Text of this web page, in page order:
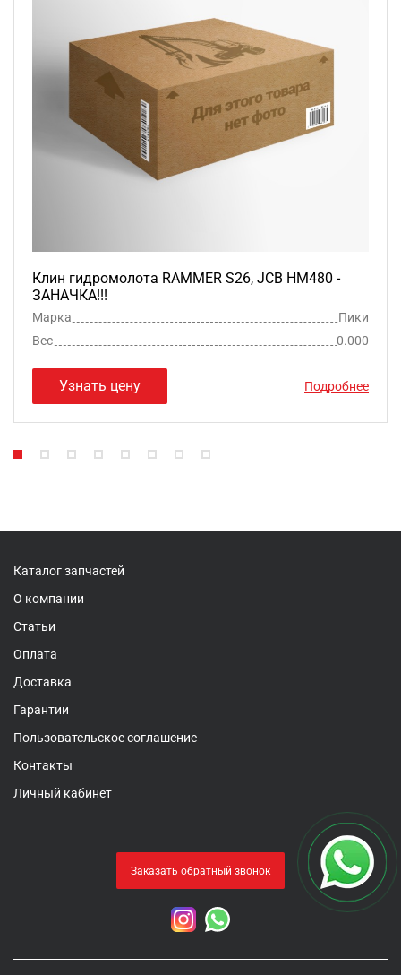
Клин гидромолота RAMMER S26, JCB HM480 -
ЗАНАЧКА!!!
Марка
Пики
Вес
0.000
Узнать цену Подробнее
Каталог запчастей
О компании
Статьи
Оплата
Доставка
Гарантии
Пользовательское соглашение
Контакты
Личный кабинет
Заказать обратный звонок